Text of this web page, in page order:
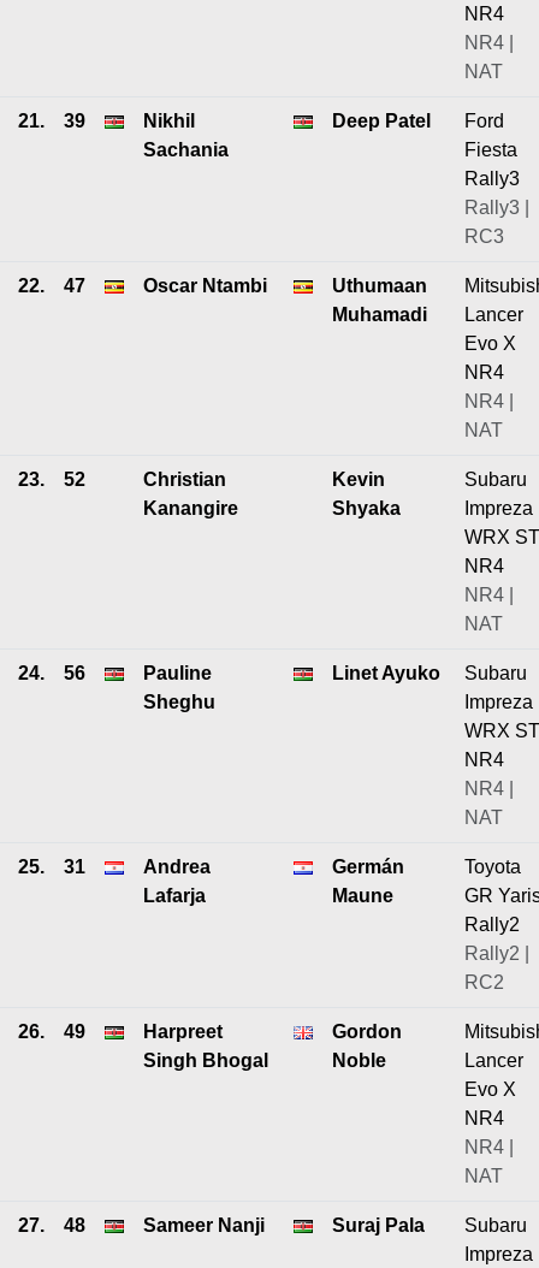
NR4
NR4 |
NAT
21. 39
Nikhil
Sachania
Deep Patel
Ford
Fiesta
Rally3
Rally3 |
RC3
22. 47 Oscar Ntambi
Uthumaan
Muhamadi
Lancer
Evo X
NR4
NR4 |
NAT
23. 52
Christian
Kanangire
Kevin
Shyaka
Subaru
Impreza
WRX
NR4
NR4 |
NAT
24. 56
Pauline
Sheghu
Linet Ayuko
Subaru
Impreza
WRX
NR4
NR4 |
NAT
25. 31
Andrea
Lafarja
Germán
Maune
Toyota
GR
Rally2
Rally2 |
RC2
26. 49
Harpreet
Singh Bhogal
Gordon
Noble
Lancer
Evo X
NR4
NR4 |
NAT
27. 48 Sameer Nanji Suraj Pala
Subaru
Impreza